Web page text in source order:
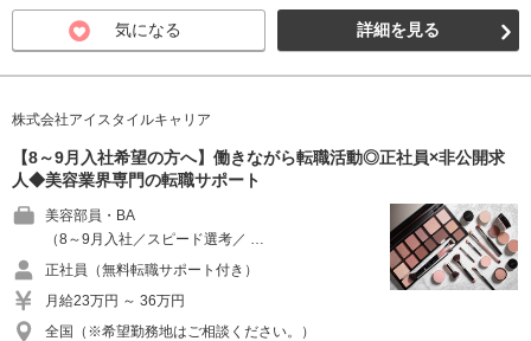
気になる 詳細を見る
株式会社アイスタイルキャリア
【8～9月入社希望の方へ】働きながら転職活動◎正社員×非公開求
人◆美容業界専門の転職サポート
美容部員・BA
（8～9月入社／スピード選考／ …
正社員（無料転職サポート付き）
月給23万円 ～ 36万円
全国（※希望勤務地はご相談ください。）